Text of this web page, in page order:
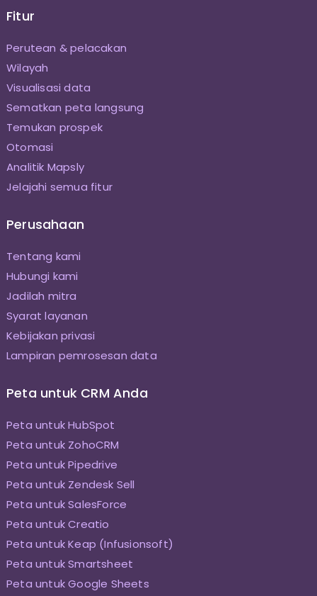
Fitur
Perutean & pelacakan
Wilayah
Visualisasi data
Sematkan peta langsung
Temukan prospek
Otomasi
Analitik Mapsly
Jelajahi semua fitur
Perusahaan
Tentang kami
Hubungi kami
Jadilah mitra
Syarat layanan
Kebijakan privasi
Lampiran pemrosesan data
Peta untuk CRM Anda
Peta untuk HubSpot
Peta untuk ZohoCRM
Peta untuk Pipedrive
Peta untuk Zendesk Sell
Peta untuk SalesForce
Peta untuk Creatio
Peta untuk Keap (Infusionsoft)
Peta untuk Smartsheet
Peta untuk Google Sheets